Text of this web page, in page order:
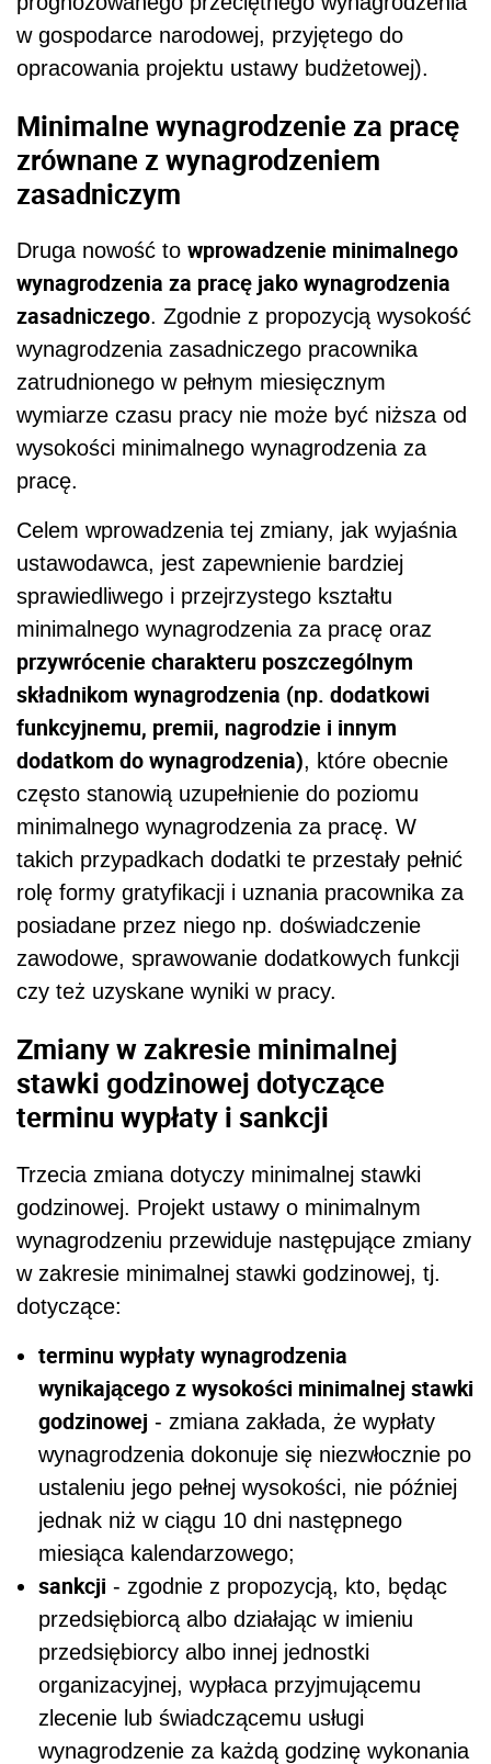
w gospodarce narodowej, przyjętego do
opracowania projektu ustawy budżetowej).
Minimalne wynagrodzenie za pracę
zrównane z wynagrodzeniem
zasadniczym
Druga nowość to wprowadzenie minimalnego
wynagrodzenia za pracę jako wynagrodzenia
zasadniczego. Zgodnie z propozycją wysokość
wynagrodzenia zasadniczego pracownika
zatrudnionego w pełnym miesięcznym
wymiarze czasu pracy nie może być niższa od
wysokości minimalnego wynagrodzenia za
pracę.
Celem wprowadzenia tej zmiany, jak wyjaśnia
ustawodawca, jest zapewnienie bardziej
sprawiedliwego i przejrzystego kształtu
minimalnego wynagrodzenia za pracę oraz
przywrócenie charakteru poszczególnym
składnikom wynagrodzenia (np. dodatkowi
funkcyjnemu, premii, nagrodzie i innym
dodatkom do wynagrodzenia), które obecnie
często stanowią uzupełnienie do poziomu
minimalnego wynagrodzenia za pracę. W
takich przypadkach dodatki te przestały pełnić
rolę formy gratyfikacji i uznania pracownika za
posiadane przez niego np. doświadczenie
zawodowe, sprawowanie dodatkowych funkcji
czy też uzyskane wyniki w pracy.
Zmiany w zakresie minimalnej
stawki godzinowej dotyczące
terminu wypłaty i sankcji
Trzecia zmiana dotyczy minimalnej stawki
godzinowej. Projekt ustawy o minimalnym
wynagrodzeniu przewiduje następujące zmiany
w zakresie minimalnej stawki godzinowej, tj.
dotyczące:
terminu wypłaty wynagrodzenia
wynikającego z wysokości minimalnej stawki
godzinowej - zmiana zakłada, że wypłaty
wynagrodzenia dokonuje się niezwłocznie po
ustaleniu jego pełnej wysokości, nie później
jednak niż w ciągu 10 dni następnego
miesiąca kalendarzowego;
sankcji - zgodnie z propozycją, kto, będąc
przedsiębiorcą albo działając w imieniu
przedsiębiorcy albo innej jednostki
organizacyjnej, wypłaca przyjmującemu
zlecenie lub świadczącemu usługi
wynagrodzenie za każdą godzinę wykonania